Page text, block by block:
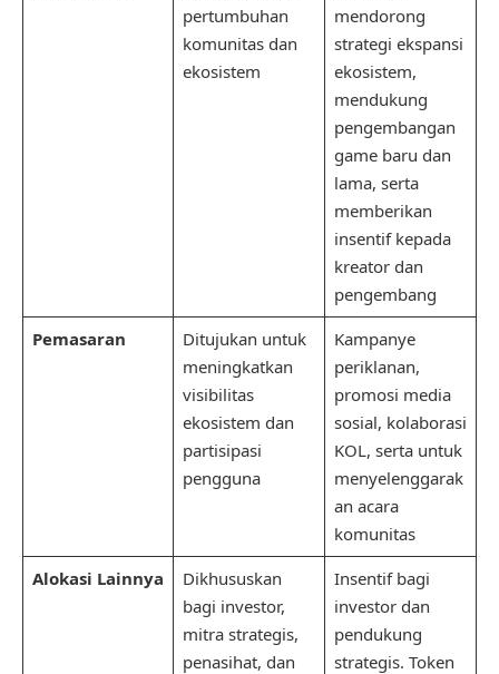
pertumbuhan
komunitas dan
ekosistem
mendorong
strategi ekspansi
ekosistem,
mendukung
pengembangan
game baru dan
lama, serta
memberikan
insentif kepada
kreator dan
pengembang
Pemasaran
Ditujukan untuk
meningkatkan
visibilitas
ekosistem dan
partisipasi
pengguna
Kampanye
periklanan,
promosi media
sosial, kolaborasi
KOL, serta untuk
menyelenggarak
an acara
komunitas
Alokasi Lainnya
Dikhususkan
bagi investor,
mitra strategis,
penasihat, dan
Insentif bagi
investor dan
pendukung
strategis. Token